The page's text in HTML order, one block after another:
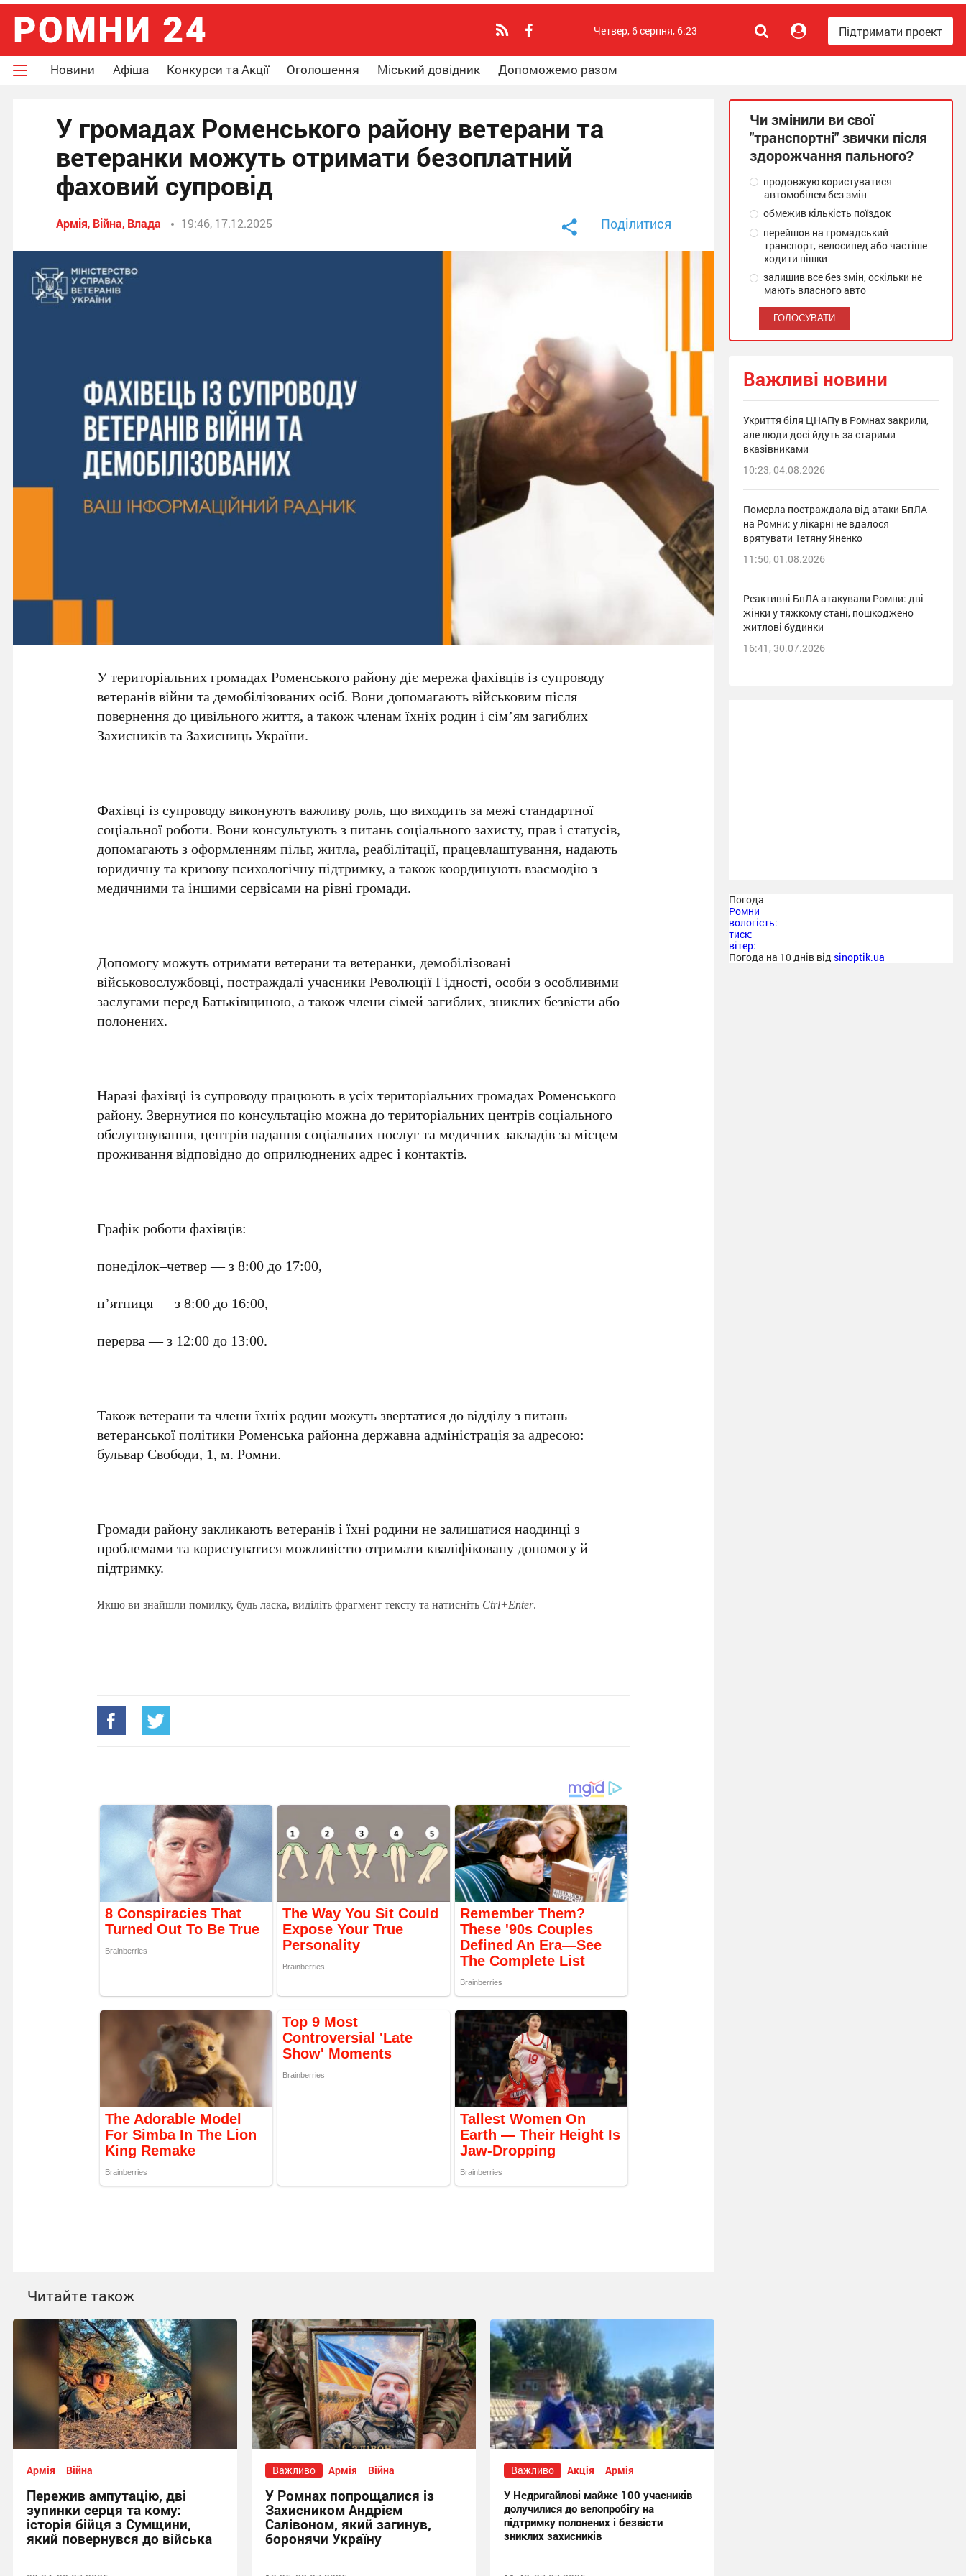
Підтримати проект
Четвер, 6 серпня, 6:23
Новини Афіша Конкурси та Акції Оголошення Міський довідник Допоможемо разом
У громадах Роменського району ветерани та
ветеранки можуть отримати безоплатний
фаховий супровід
Армія, Війна, Влада 19:46, 17.12.2025 Поділитися
У територіальних громадах Роменського району діє мережа фахівців із супроводу
ветеранів війни та демобілізованих осіб. Вони допомагають військовим після
повернення до цивільного життя, а також членам їхніх родин і сім’ям загиблих
Захисників та Захисниць України.
Фахівці із супроводу виконують важливу роль, що виходить за межі стандартної
соціальної роботи. Вони консультують з питань соціального захисту, прав і статусів,
допомагають з оформленням пільг, житла, реабілітації, працевлаштування, надають
юридичну та кризову психологічну підтримку, а також координують взаємодію з
медичними та іншими сервісами на рівні громади.
Допомогу можуть отримати ветерани та ветеранки, демобілізовані
військовослужбовці, постраждалі учасники Революції Гідності, особи з особливими
заслугами перед Батьківщиною, а також члени сімей загиблих, зниклих безвісти або
полонених.
Наразі фахівці із супроводу працюють в усіх територіальних громадах Роменського
району. Звернутися по консультацію можна до територіальних центрів соціального
обслуговування, центрів надання соціальних послуг та медичних закладів за місцем
проживання відповідно до оприлюднених адрес і контактів.
Графік роботи фахівців:
понеділок–четвер — з 8:00 до 17:00,
п’ятниця — з 8:00 до 16:00,
перерва — з 12:00 до 13:00.
Також ветерани та члени їхніх родин можуть звертатися до відділу з питань
ветеранської політики Роменська районна державна адміністрація за адресою:
бульвар Свободи, 1, м. Ромни.
Громади району закликають ветеранів і їхні родини не залишатися наодинці з
проблемами та користуватися можливістю отримати кваліфіковану допомогу й
підтримку.
Якщо ви знайшли помилку, будь ласка, виділіть фрагмент тексту та натисніть Ctrl+Enter.
Читайте також
Армія Війна
Пережив ампутацію, дві
зупинки серця та кому:
історія бійця з Сумщини,
який повернувся до війська
Важливо Армія Війна
У Ромнах попрощалися із
Захисником Андрієм
Салівоном, який загинув,
боронячи Україну
Важливо Акція Армія
У Недригайлові майже 100 учасників
долучилися до велопробігу на
підтримку полонених і безвісти
зниклих захисників
Чи змінили ви свої
"транспортні" звички після
здорожчання пального?
продовжую користуватися
автомобілем без змін
обмежив кількість поїздок
перейшов на громадський
транспорт, велосипед або частіше
ходити пішки
залишив все без змін, оскільки не
мають власного авто
Важливі новини
Укриття біля ЦНАПу в Ромнах закрили,
але люди досі йдуть за старими
вказівниками
10:23, 04.08.2026
Померла постраждала від атаки БпЛА
на Ромни: у лікарні не вдалося
врятувати Тетяну Яненко
11:50, 01.08.2026
Реактивні БпЛА атакували Ромни: дві
жінки у тяжкому стані, пошкоджено
житлові будинки
16:41, 30.07.2026
Погода
Ромни
вологість:
тиск:
вітер:
Погода на 10 днів від sinoptik.ua